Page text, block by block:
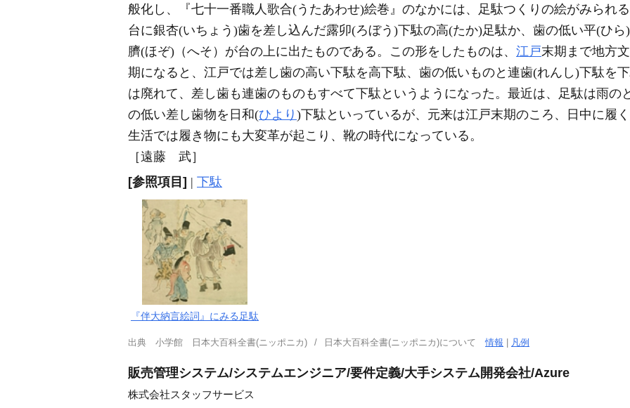
般化し、『七十一番職人歌合(うたあわせ)絵巻』のなかには、足駄つくりの絵がみられ
台に銀杏(いちょう)歯を差し込んだ露卯(ろぼう)下駄の高(たか)足駄か、歯の低い平(ひ
臍(ほぞ)（へそ）が台の上に出たものである。この形をしたものは、 江戸末期まで地方
期になると、江戸では差し歯の高い下駄を高下駄、歯の低いものと連歯(れんし)下駄を
は廃れて、差し歯も連歯のものもすべて下駄というようになった。最近は、足駄は雨の
の低い差し歯物を日和(ひより )下駄といっているが、元来は江戸末期のころ、日中に履く
生活では履き物にも大変革が起こり、靴の時代になっている。
［遠藤 武］
[参照項目] | 下駄
『伴大納言絵詞』にみる足駄
出典 小学館 日本大百科全書(ニッポニカ) 日本大百科全書(ニッポニカ)について情報 凡例
販売管理システム/システムエンジニア/要件定義/大手システム開発会社/Azure
株式会社スタッフサービス